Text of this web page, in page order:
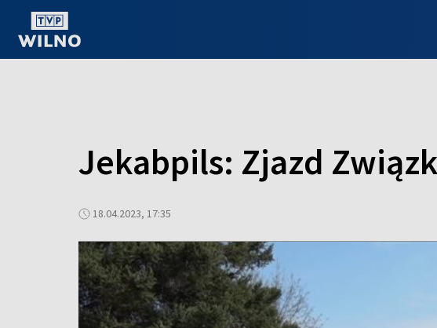
Jekabpils: Zjazd
18.04.2023, 17:35